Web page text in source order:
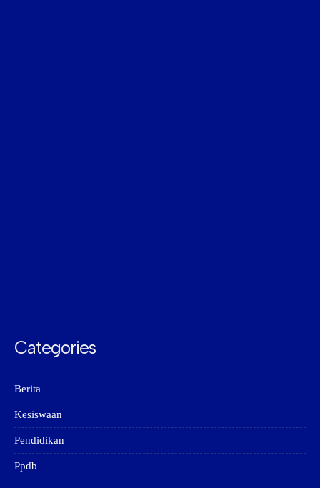
Categories
Berita
Kesiswaan
Pendidikan
Ppdb